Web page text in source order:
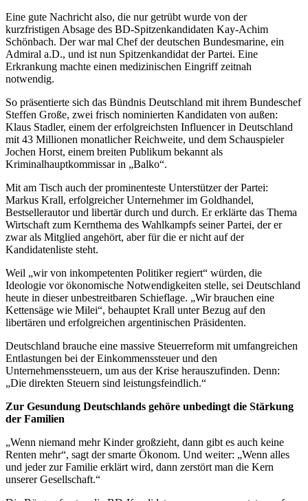
Eine gute Nachricht also, die nur getrübt wurde von der
kurzfristigen Absage des BD-Spitzenkandidaten Kay-Achim
Schönbach. Der war mal Chef der deutschen Bundesmarine, ein
Admiral a.D., und ist nun Spitzenkandidat der Partei. Eine
Erkrankung machte einen medizinischen Eingriff zeitnah
notwendig.
So präsentierte sich das Bündnis Deutschland mit ihrem Bundeschef
Steffen Große, zwei frisch nominierten Kandidaten von außen:
Klaus Stadler, einem der erfolgreichsten Influencer in Deutschland
mit 43 Millionen monatlicher Reichweite, und dem Schauspieler
Jochen Horst, einem breiten Publikum bekannt als
Kriminalhauptkommissar in „Balko“.
Mit am Tisch auch der prominenteste Unterstützer der Partei:
Markus Krall, erfolgreicher Unternehmer im Goldhandel,
Bestsellerautor und libertär durch und durch. Er erklärte das Thema
Wirtschaft zum Kernthema des Wahlkampfs seiner Partei, der er
zwar als Mitglied angehört, aber für die er nicht auf der
Kandidatenliste steht.
Weil „wir von inkompetenten Politiker regiert“ würden, die
Ideologie vor ökonomische Notwendigkeiten stelle, sei Deutschland
heute in dieser unbestreitbaren Schieflage. „Wir brauchen eine
Kettensäge wie Milei“, behauptet Krall unter Bezug auf den
libertären und erfolgreichen argentinischen Präsidenten.
Deutschland brauche eine massive Steuerreform mit umfangreichen
Entlastungen bei der Einkommenssteuer und den
Unternehmenssteuern, um aus der Krise herauszufinden. Denn:
„Die direkten Steuern sind leistungsfeindlich.“
Zur Gesundung Deutschlands gehöre unbedingt die Stärkung
der Familien
„Wenn niemand mehr Kinder großzieht, dann gibt es auch keine
Renten mehr“, sagt der smarte Ökonom. Und weiter: „Wenn alles
und jeder zur Familie erklärt wird, dann zerstört man die Kern
unserer Gesellschaft.“